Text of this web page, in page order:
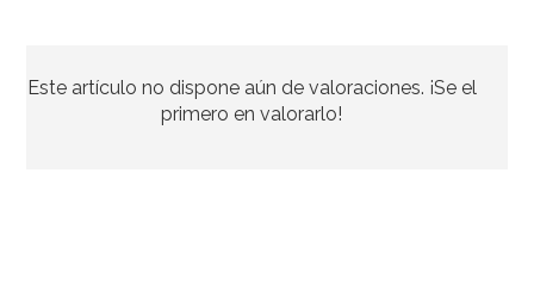
7,95€
Este artículo no dispone aún de valoraciones. ¡Se el
primero en valorarlo!